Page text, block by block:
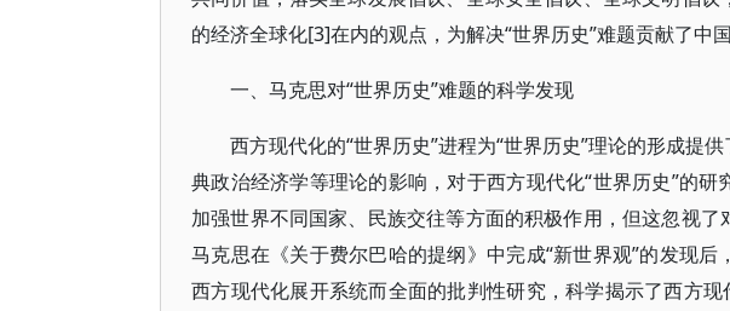
的经济全球化[3]在内的观点，为解决“世界历史”难题贡献了中
一、马克思对“世界历史”难题的科学发现
西方现代化的“世界历史”进程为“世界历史”理论的形成提
典政治经济学等理论的影响，对于西方现代化“世界历史”的
加强世界不同国家、民族交往等方面的积极作用，但这忽视了
马克思在《关于费尔巴哈的提纲》中完成“新世界观”的发现
西方现代化展开系统而全面的批判性研究，科学揭示了西方